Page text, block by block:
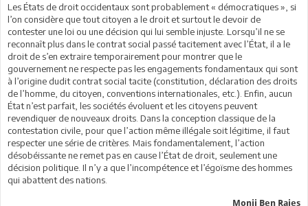
Les États de droit occidentaux sont probablement « démocratiques », si
l’on considère que tout citoyen a le droit et surtout le devoir de
contester une loi ou une décision qui lui semble injuste. Lorsqu’il ne se
reconnaît plus dans le contrat social passé tacitement avec l’État, il a le
droit de s’en extraire temporairement pour montrer que le
gouvernement ne respecte pas les engagements fondamentaux qui sont
à l’origine dudit contrat social tacite (constitution, déclaration des droits
de l’homme, du citoyen, conventions internationales, etc.). Enfin, aucun
État n’est parfait, les sociétés évoluent et les citoyens peuvent
revendiquer de nouveaux droits. Dans la conception classique de la
contestation civile, pour que l’action même illégale soit légitime, il faut
respecter une série de critères. Mais fondamentalement, l’action
désobéissante ne remet pas en cause l’État de droit, seulement une
décision politique. Il n’y a que l’incompétence et l’égoïsme des hommes
qui abattent des nations.
Monji Ben Raies